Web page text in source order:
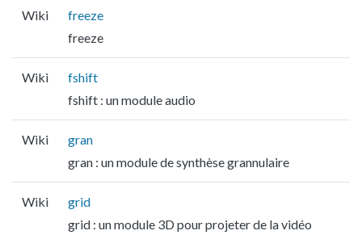
Wiki
freeze
freeze
Wiki
fshift
fshift : un module audio
Wiki
gran
gran : un module de synthèse grannulaire
Wiki
grid
grid : un module 3D pour projeter de la vidéo